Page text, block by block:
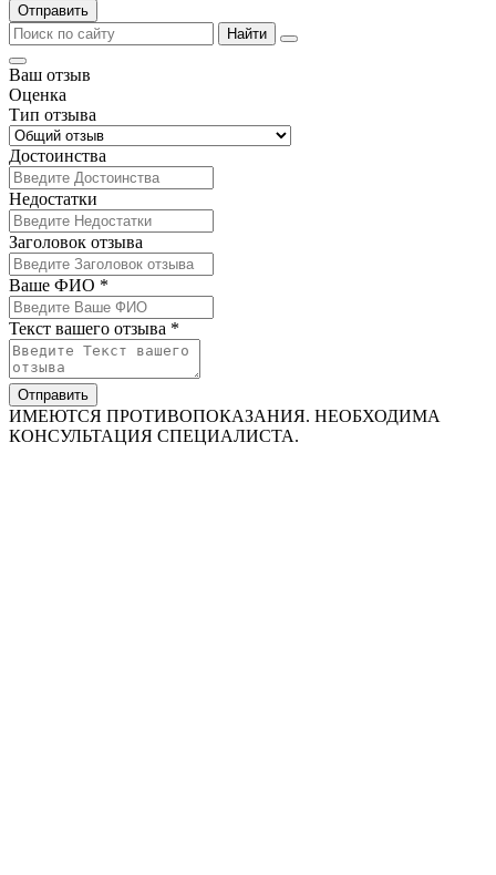
Отправить
Найти
Ваш отзыв
Оценка
Тип отзыва
Достоинства
Недостатки
Заголовок отзыва
Ваше ФИО *
Текст вашего отзыва *
Отправить
ИМЕЮТСЯ ПРОТИВОПОКАЗАНИЯ. НЕОБХОДИМА
КОНСУЛЬТАЦИЯ СПЕЦИАЛИСТА.